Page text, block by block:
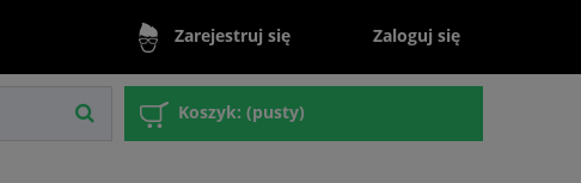
Zarejestruj się Zaloguj się
Koszyk: (pusty)